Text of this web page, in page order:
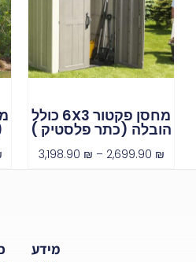
מחסן פקטור 6X3 כולל
הובלה (כתר פלסטיק )
2,699.90 ₪
–
3,198.90 ₪
מידע